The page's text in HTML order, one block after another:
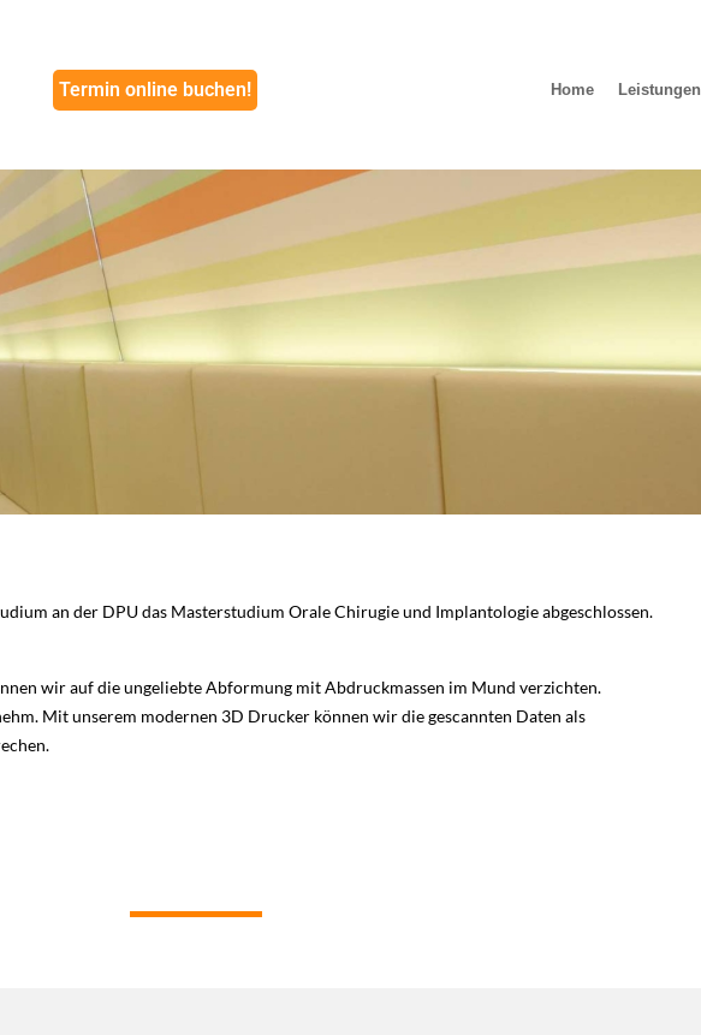
Termin online buchen! Home Leistungen
an der DPU das Masterstudium Orale Chirugie und Implantologie abgeschlossen.
wir auf die ungeliebte Abformung mit Abdruckmassen im Mund verzichten.
Mit unserem modernen 3D Drucker können wir die gescannten Daten als